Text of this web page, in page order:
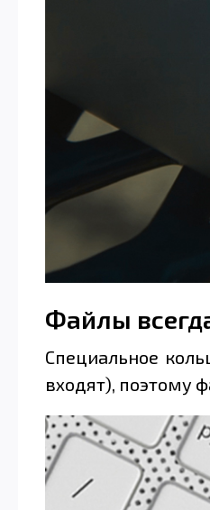
Файлы
Специальное
входят), поэтому